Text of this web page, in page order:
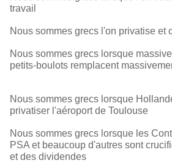
travail
Nous sommes grecs l'on privatise et
Nous sommes grecs lorsque
petits-boulots remplacent
Nous sommes grecs lorsque
privatiser l'aéroport de Toulouse
Nous sommes grecs lorsque les
PSA et beaucoup d'autres sont
et des dividendes